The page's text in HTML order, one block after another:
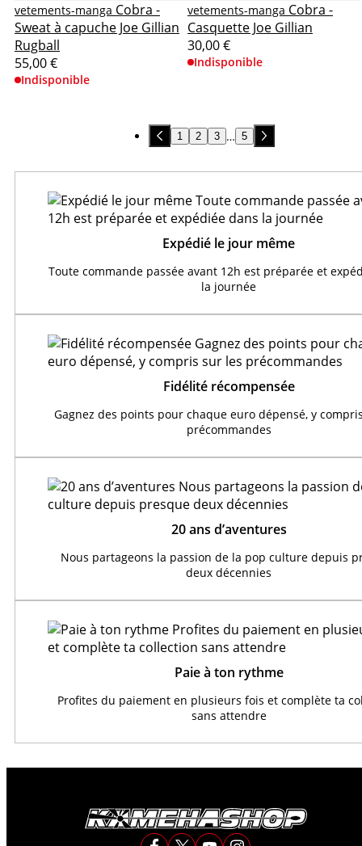
vetements-manga Cobra -
Sweat à capuche Joe Gillian
Rugball
55,00 €
Indisponible
vetements-manga Cobra -
Casquette Joe Gillian
30,00 €
Indisponible
1 2 3 … 5
Expédié le jour même
Toute commande passée avant 12h est préparée et
la journée
Fidélité récompensée
Gagnez des points pour chaque euro dépensé, y
précommandes
20 ans d’aventures
Nous partageons la passion de la pop culture depuis
deux décennies
Paie à ton rythme
Profites du paiement en plusieurs fois et complète ta
sans attendre